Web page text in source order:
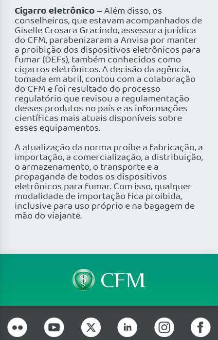
Cigarro eletrônico –Além disso, os
conselheiros, que estavam acompanhados de
Giselle Crosara Gracindo, assessora jurídica
do CFM, parabenizaram a Anvisa por manter
a proibição dos dispositivos eletrônicos para
fumar (DEFs), também conhecidos como
cigarros eletrônicos. A decisão da agência,
tomada em abril, contou com a colaboração
do CFM e foi resultado do processo
regulatório que revisou a regulamentação
desses produtos no país e as informações
científicas mais atuais disponíveis sobre
esses equipamentos.
A atualização da norma proíbe a fabricação, a
importação, a comercialização, a distribuição,
o armazenamento, o transporte e a
propaganda de todos os dispositivos
eletrônicos para fumar. Com isso, qualquer
modalidade de importação fica proibida,
inclusive para uso próprio e na bagagem de
mão do viajante.